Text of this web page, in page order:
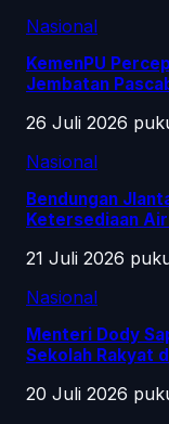
Nasional
KemenPU
Jembatan
26 Juli 2026
Nasional
Bendungan
Ketersediaan
21 Juli 2026
Nasional
Menteri Dody
Sekolah Rakyat
20 Juli 2026